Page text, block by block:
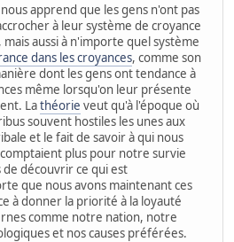
apprend que les gens n'ont pas
à leur système de croyance
aussi à n'importe quel système
dans les croyances, comme son
dont les gens ont tendance à
même lorsqu'on leur présente
Lathéorie veut qu'à l'époque où
souvent hostiles les unes aux
et le fait de savoir à qui nous
plus pour notre survie
découvrir ce qui est
que nous avons maintenant ces
à donner la priorité à la loyauté
comme notre nation, notre
et nos causes préférées.